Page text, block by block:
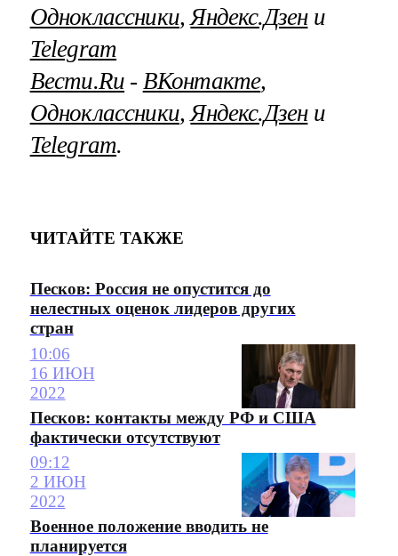
Одноклассники,Яндекс.Дзени
Telegram
Вести.Ru ‐ ВКонтакте,
Одноклассники,Яндекс.Дзени
Telegram.
ЧИТАЙТЕ ТАКЖЕ
Песков: Россия не опустится до
нелестных оценок лидеров других
стран
10:06
16 ИЮН
2022
Песков: контакты между РФ и США
фактически отсутствуют
09:12
2 ИЮН
2022
Военное положение вводить не
планируется